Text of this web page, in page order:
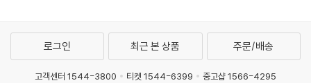
로그인 최근 본 상품 주문/배송
고객센터 1544-3800 티켓 1544-6399 중고샵 1566-4295